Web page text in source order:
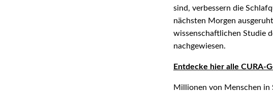
sind, verbessern die
nächsten Morgen
wissenschaftlichen Studie
nachgewiesen.
Entdecke hier alle CURA-
Millionen von Menschen in